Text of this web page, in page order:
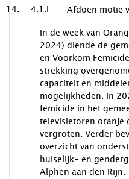
4.1.i
Afdoen motie
In de week van
2024) diende de
en Voorkom
strekking
capaciteit en
mogelijkheden. In
femicide in het
televisietoren oranje
vergroten. Verder
overzicht van
huiselijk- en
Alphen aan den Rijn.